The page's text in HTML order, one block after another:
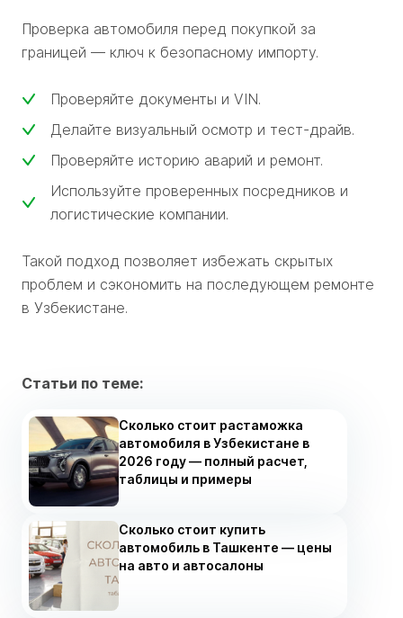
Проверка автомобиля перед покупкой за
границей — ключ к безопасному импорту.
Проверяйте документы и VIN.
Делайте визуальный осмотр и тест-драйв.
Проверяйте историю аварий и ремонт.
Используйте проверенных посредников и
логистические компании.
Такой подход позволяет избежать скрытых
проблем и сэкономить на последующем ремонте
в Узбекистане.
Статьи по теме:
Сколько стоит растаможка
автомобиля в Узбекистане в
2026 году — полный расчет,
таблицы и примеры
Сколько стоит купить
автомобиль в Ташкенте — цены
на авто и автосалоны